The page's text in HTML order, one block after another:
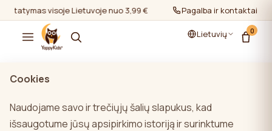
visoje Lietuvoje nuo 3,99 € Pristatymas visoje
Pagalba ir kontaktai
Lietuvių 0
Cookies
Naudojame savo ir trečiųjų šalių slapukus, kad
išsaugotume jūsų apsipirkimo istoriją ir surinktume